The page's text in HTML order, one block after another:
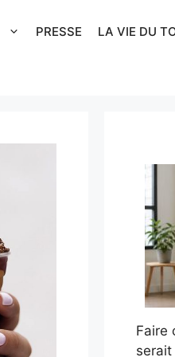
PRESSE LA VIE DU
Faire
serait